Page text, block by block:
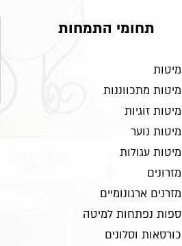
תחומי התמחות
מיטות
מיטות מתכווננות
מיטות זוגיות
מיטות נוער
מיטות עגולות
מזרונים
מזרנים ארגונומיים
ספות נפתחות למיטה
כורסאות וסלונים